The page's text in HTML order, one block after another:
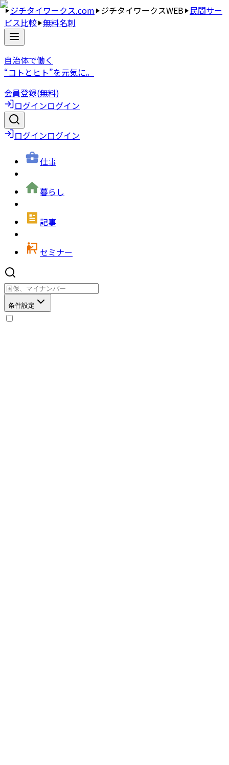
ジチタイワークス.com ジチタイワークスWEB 民間サー
ビス比較 無料名刺
自治体で働く
“コトとヒト”を元気に。
会員登録(無料)
ログインログイン
ログインログイン
仕事
暮らし
記事
セミナー
条件設定